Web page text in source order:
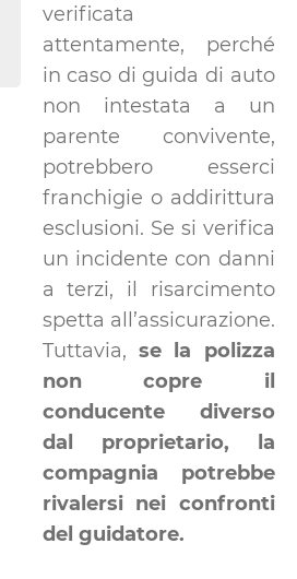
verificata
attentamente, perché
in caso di guida di auto
non intestata a un
parente convivente,
potrebbero esserci
franchigie o addirittura
esclusioni. Se si verifica
un incidente con danni
a terzi, il risarcimento
spetta all’assicurazione.
Tuttavia, se la polizza
non copre il
conducente diverso
dal proprietario, la
compagnia potrebbe
rivalersi nei confronti
del guidatore.